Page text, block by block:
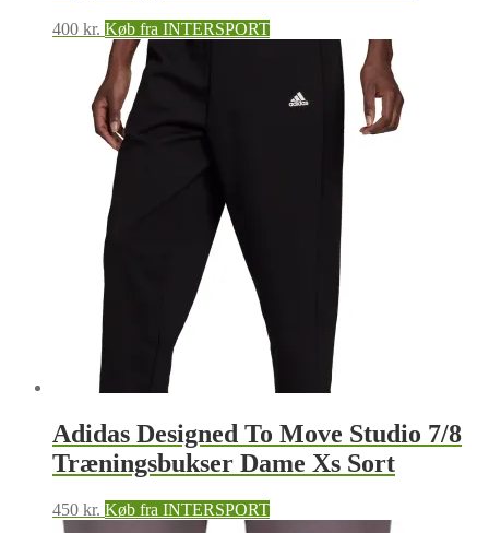
400 kr. Køb fra INTERSPORT
Adidas Designed To Move Studio 7/8
Træningsbukser Dame Xs Sort
450 kr. Køb fra INTERSPORT